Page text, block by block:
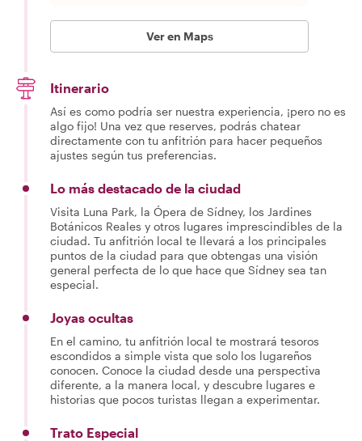
Ver en Maps
Itinerario
Así es como podría ser nuestra experiencia, ¡pero no es
algo fijo! Una vez que reserves, podrás chatear
directamente con tu anfitrión para hacer pequeños
ajustes según tus preferencias.
Lo más destacado de la ciudad
Visita Luna Park, la Ópera de Sídney, los Jardines
Botánicos Reales y otros lugares imprescindibles de la
ciudad. Tu anfitrión local te llevará a los principales
puntos de la ciudad para que obtengas una visión
general perfecta de lo que hace que Sídney sea tan
especial.
Joyas ocultas
En el camino, tu anfitrión local te mostrará tesoros
escondidos a simple vista que solo los lugareños
conocen. Conoce la ciudad desde una perspectiva
diferente, a la manera local, y descubre lugares e
historias que pocos turistas llegan a experimentar.
Trato Especial